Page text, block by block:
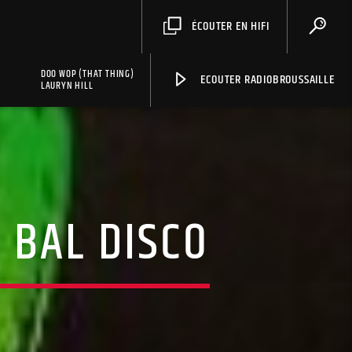
ÉCOUTER EN HIFI
ECOUTER RADIOBROUSSAILLE
DOO WOP (THAT THING)
LAURYN HILL
DISCO